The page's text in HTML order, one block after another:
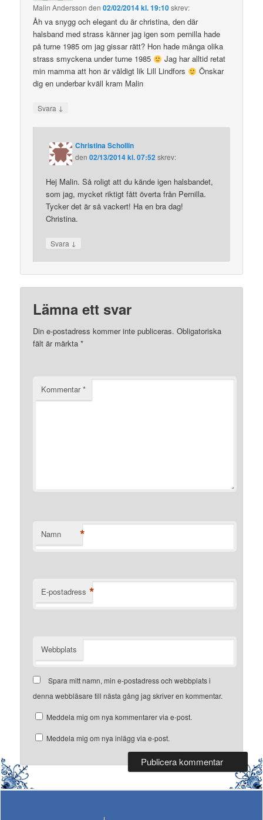
Malin Andersson den02/02/2014 kl. 19:10skrev:
Åh va snygg och elegant du är christina, den där
halsband med strass känner jag igen som pernilla hade
på turne 1985 om jag gissar rätt? Hon hade många olika
strass smyckena under turne 1985
Jag har alltid retat
min mamma att hon är väldigt lik Lill Lindfors
Önskar
dig en underbar kväll kram Malin
Svara ↓
Christina Schollin
den02/13/2014 kl. 07:52skrev:
Hej Malin. Så roligt att du kände igen halsbandet,
som jag, mycket riktigt fått överta från Pernilla.
Tycker det är så vackert! Ha en bra dag!
Christina.
Svara ↓
Lämna ett svar
Din e-postadress kommer inte publiceras. Obligatoriska
fält är märkta*
Kommentar*
Namn *
E-postadress *
Webbplats
Spara mitt namn, min e-postadress och webbplats i
denna webbläsare till nästa gång jag skriver en kommentar.
Meddela mig om nya kommentarer via e-post.
Meddela mig om nya inlägg via e-post.